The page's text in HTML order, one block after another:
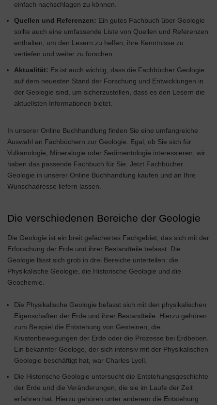
einfach nachschlagen zu können.
Quellen und Referenzen: Ein gutes Fachbuch über Geologie
sollte auch eine umfassende Liste von Quellen und Referenzen
enthalten, um den Lesern zu helfen, ihre Kenntnisse zu
vertiefen und weiter zu forschen.
Aktualität: Es ist auch wichtig, dass die Fachbücher Geologie
auf dem neuesten Stand der Forschung und Entwicklungen in
der Geologie sind, um sicherzustellen, dass es den Lesern die
aktuellsten Informationen bietet.
In unserer Online Buchhandlung finden Sie eine umfangreiche
Auswahl an Fachbüchern zur Geologie. Egal, ob Sie sich für
Vulkanologie, Mineralogie oder Sedimentologie interessieren, wir
haben das passende Fachbuch für Sie. Jetzt Fachbücher
Geologie in unserer Online Buchhandlung kaufen und an Ihre
Wunschadresse liefern lassen.
Die verschiedenen Bereiche der Geologie
Die Geologie ist ein breit gefächertes Fachgebiet, das sich mit der
Erforschung der Erde und ihrer Bestandteile befasst. Die
Geologie lässt sich grob in drei Bereiche unterteilen: die
Physikalische Geologie, die Historische Geologie und die
Geochemie.
Die Physikalische Geologie befasst sich mit den physikalischen
Eigenschaften der Erde und ihrer Bestandteile. Hierzu gehören
zum Beispiel die Entstehung von Gesteinen, die
Krustenbewegungen der Erde oder die Prozesse bei Erdbeben.
Ein bekannter Geologe, der sich intensiv mit der Physikalischen
Geologie beschäftigt hat, war Charles Lyell.
Die Historische Geologie untersucht die Entstehungsgeschichte
der Erde und die Veränderungen, die sie im Laufe der Zeit
erfahren hat. Hierzu gehören unter anderem die Entstehung